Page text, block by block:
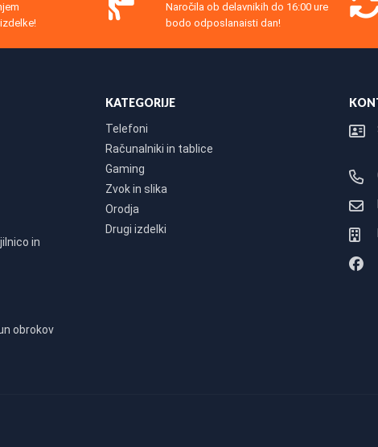
Naročila ob delavnikih do 16:00 ure
bodo odposlanaisti dan!
in
obrokov
KATEGORIJE
Telefoni
Računalniki in tablice
Gaming
Zvok in slika
Orodja
Drugi izdelki